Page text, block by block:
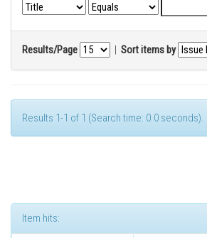
Results/Page | Sort items by
Results 1-1 of 1 (Search time: 0.0 seconds).
Item hits: